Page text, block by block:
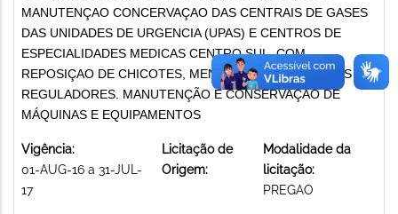
MANUTENÇAO CONCERVAÇAO DAS CENTRAIS DE GASES
DAS UNIDADES DE URGENCIA (UPAS) E CENTROS DE
ESPECIALIDADES MEDICAS CENTRO SUL, COM
REPOSIÇAO DE CHICOTES, MENOMETROS, COLVULAS E
REGULADORES. MANUTENÇÃO E CONSERVAÇÃO DE
MÁQUINAS E EQUIPAMENTOS
Vigência:
01-AUG-16 a 31-JUL-
17
Licitação de
Origem:
Modalidade da
licitação:
PREGAO